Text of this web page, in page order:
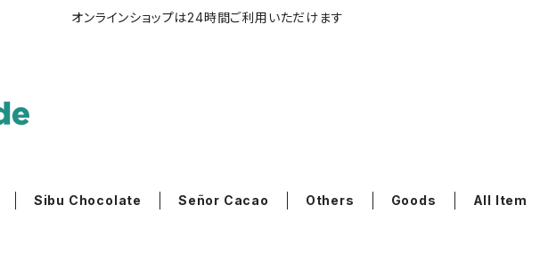
オンラインショップは24時間ご利用いただけます
Sibu Chocolate Señor Cacao Others Goods
All Item